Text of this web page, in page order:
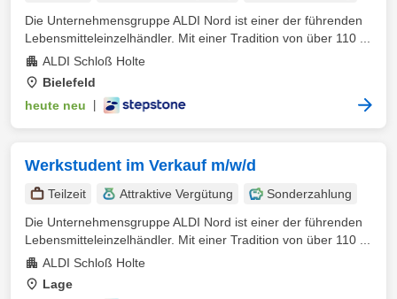
Die Unternehmensgruppe ALDI Nord ist einer der führenden
Lebensmitteleinzelhändler. Mit einer Tradition von über 110 ...
ALDI Schloß Holte
Bielefeld
heute neu
Werkstudent im Verkauf m/w/d
Teilzeit Attraktive Vergütung
Sonderzahlung
Die Unternehmensgruppe ALDI Nord ist einer der führenden
Lebensmitteleinzelhändler. Mit einer Tradition von über 110 ...
ALDI Schloß Holte
Lage